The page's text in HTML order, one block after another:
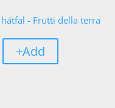
hátfal - Frutti della terra
+Add